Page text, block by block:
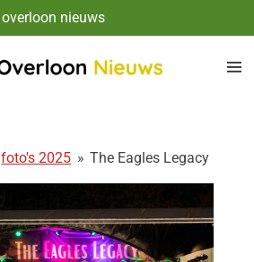
overloon nieuws
foto's 2025 » The Eagles Legacy